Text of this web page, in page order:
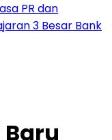
PR dan
3 Besar Bank
Baru